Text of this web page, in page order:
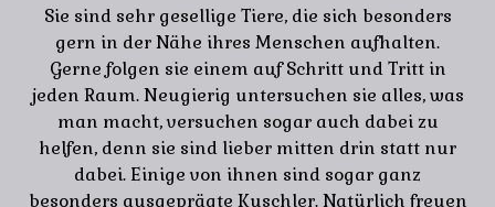
Sie sind sehr gesellige Tiere, die sich besonders
gern in der Nähe ihres Menschen aufhalten.
Gerne folgen sie einem auf Schritt und Tritt in
jeden Raum. Neugierig untersuchen sie alles, was
man macht, versuchen sogar auch dabei zu
helfen, denn sie sind lieber mitten drin statt nur
dabei. Einige von ihnen sind sogar ganz
besonders ausgeprägte Kuschler. Natürlich freuen